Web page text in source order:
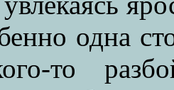
одна
то